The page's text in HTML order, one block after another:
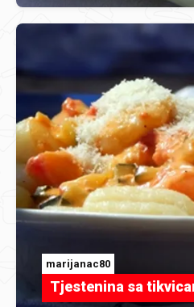
marijanac80
Tjestenina sa